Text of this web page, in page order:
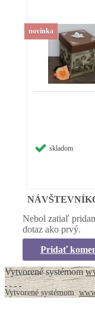
skladom
novinka
Nebol zatiaľ
dotaz ako prvý.
Pridať
Vytvorené systémom
Vytvorené systémom